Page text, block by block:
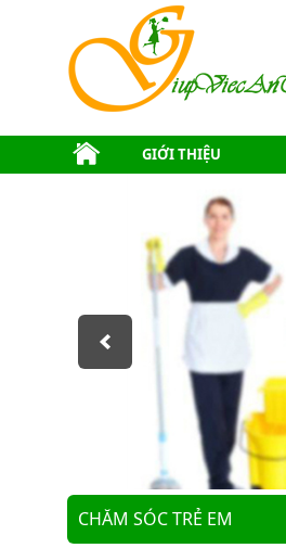
GIỚI THIỆU
CHĂM SÓC TRẺ EM